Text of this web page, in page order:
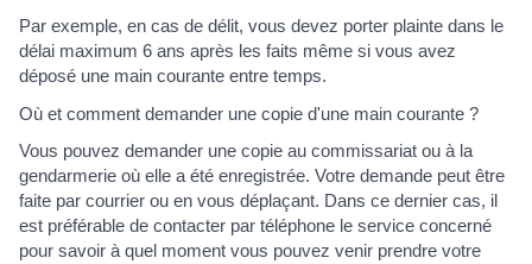
Par exemple, en cas de délit, vous devez porter plainte dans le
délai maximum 6 ans après les faits même si vous avez
déposé une main courante entre temps.
Où et comment demander une copie d'une main courante ?
Vous pouvez demander une copie au commissariat ou à la
gendarmerie où elle a été enregistrée. Votre demande peut être
faite par courrier ou en vous déplaçant. Dans ce dernier cas, il
est préférable de contacter par téléphone le service concerné
pour savoir à quel moment vous pouvez venir prendre votre